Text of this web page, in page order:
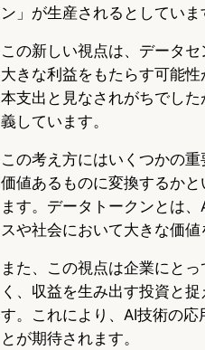
ン」が生産されるとしていま
この新しい視点は、データ
大きな利益をもたらす可能
本支出と見なされがちでし
義しています。
この考え方にはいくつかの
価値あるものに変換するか
ます。データトークンとは
スや社会において大きな価値
また、この視点は企業にと
く、収益を生み出す投資と
す。これにより、AI技術の
とが期待されます。